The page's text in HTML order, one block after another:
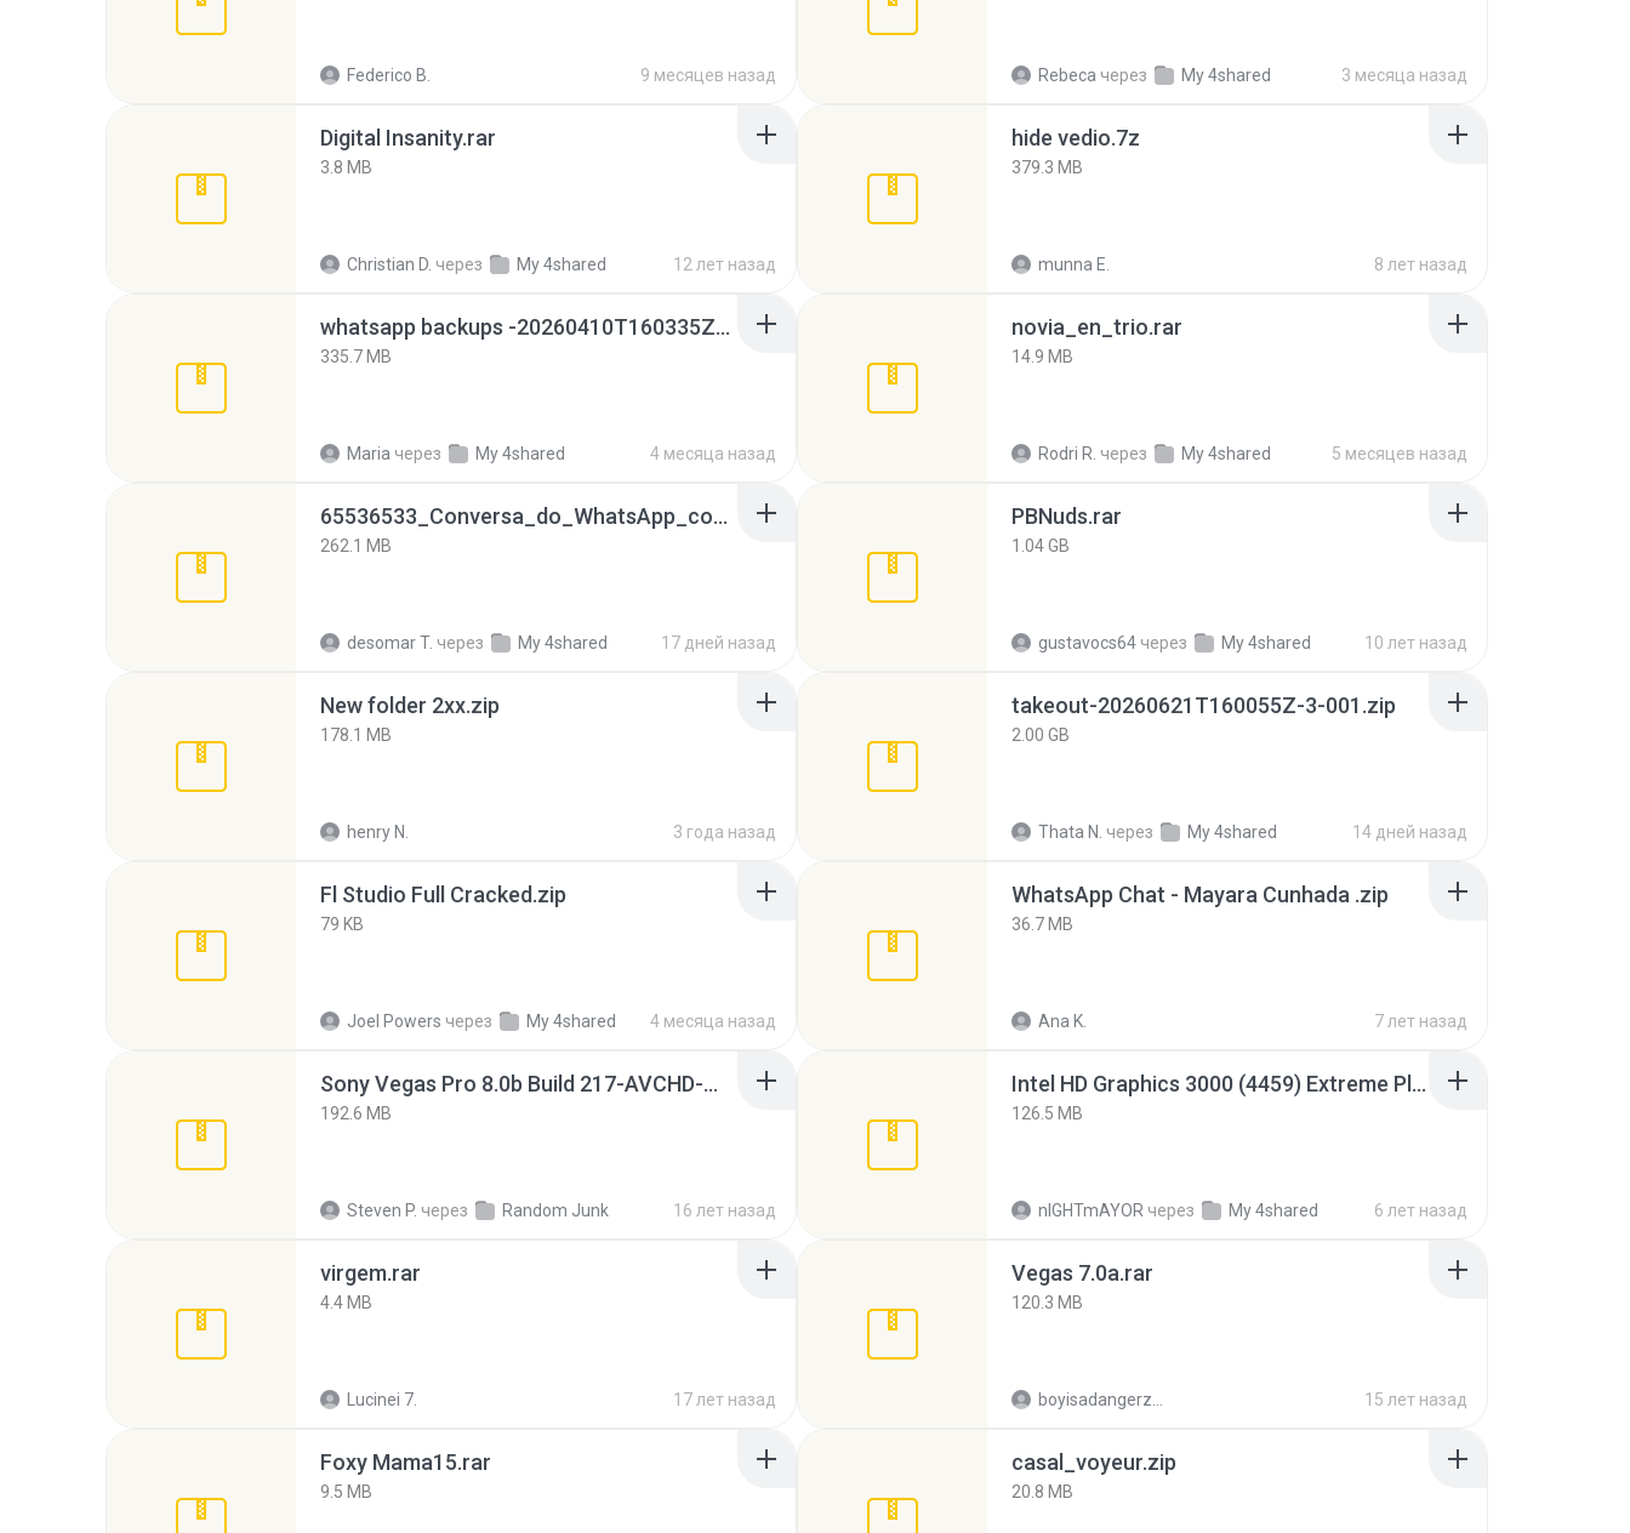
Federico B. 9 месяцев назад Rebeca через My 4shared 3 месяца назад
Digital Insanity.rar
3.8 MB
Christian D. через My 4shared 12 лет назад
hide vedio.7z
379.3 MB
munna E. 8 лет назад
whatsapp backups -20260410T160335Z-3-001.zip
335.7 MB
Maria через My 4shared 4 месяца назад
novia_en_trio.rar
14.9 MB
Rodri R. через My 4shared 5 месяцев назад
65536533_Conversa_do_WhatsApp_com_Meu_Esposo.zip
262.1 MB
desomar T. через My 4shared 17 дней назад
PBNuds.rar
1.04 GB
gustavocs64 через My 4shared 10 лет назад
New folder 2xx.zip
178.1 MB
henry N. 3 года назад
takeout-20260621T160055Z-3-001.zip
2.00 GB
Thata N. через My 4shared 14 дней назад
Fl Studio Full Cracked.zip
79 KB
Joel Powers через My 4shared 4 месяца назад
WhatsApp Chat - Mayara Cunhada .zip
36.7 MB
Ana K. 7 лет назад
Sony Vegas Pro 8.0b Build 217-AVCHD-MPG-AC3 FIXED.7z
192.6 MB
Steven P. через Random Junk 16 лет назад
Intel HD Graphics 3000 (4459) Extreme Plus 2.0.zip
126.5 MB
nIGHTmAYOR через My 4shared 6 лет назад
virgem.rar
4.4 MB
Lucinei 7. 17 лет назад
Vegas 7.0a.rar
120.3 MB
15 лет назад
Foxy Mama15.rar
9.5 MB
casal_voyeur.zip
20.8 MB